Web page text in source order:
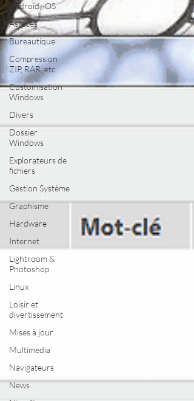
Android, iOS
Astuces
Bureautique
Compression
ZIP, RAR, etc.
Customisation
Windows
Divers
Dossier
Windows
Explorateurs de
fichiers
Gestion Système
Graphisme
Hardware
Internet
Lightroom &
Photoshop
Linux
Loisir et
divertissement
Mises à jour
Multimedia
Navigateurs
News